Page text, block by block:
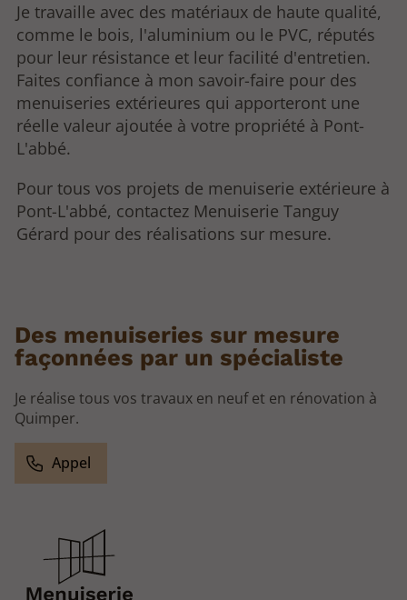
Je travaille avec des matériaux de haute qualité,
comme le bois, l'aluminium ou le PVC, réputés
pour leur résistance et leur facilité d'entretien.
Faites confiance à mon savoir-faire pour des
menuiseries extérieures qui apporteront une
réelle valeur ajoutée à votre propriété à Pont-
L'abbé.
Pour tous vos projets de menuiserie extérieure à
Pont-L'abbé, contactez Menuiserie Tanguy
Gérard pour des réalisations sur mesure.
Des menuiseries sur mesure
façonnées par un spécialiste
Je réalise tous vos travaux en neuf et en rénovation à
Quimper.
Appel